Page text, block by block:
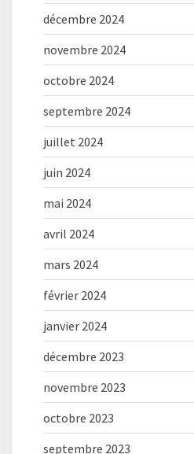
décembre 2024
novembre 2024
octobre 2024
septembre 2024
juillet 2024
juin 2024
mai 2024
avril 2024
mars 2024
février 2024
janvier 2024
décembre 2023
novembre 2023
octobre 2023
septembre 2023